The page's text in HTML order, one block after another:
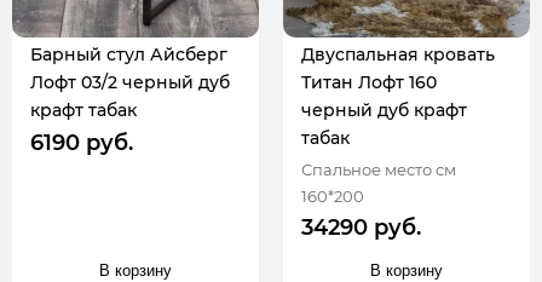
Барный стул Айсберг
Лофт 03/2 черный дуб
крафт табак
6190 руб.
В корзину
Двуспальная кровать
Титан Лофт 160
черный дуб крафт
табак
Спальное место см
160*200
34290 руб.
В корзину